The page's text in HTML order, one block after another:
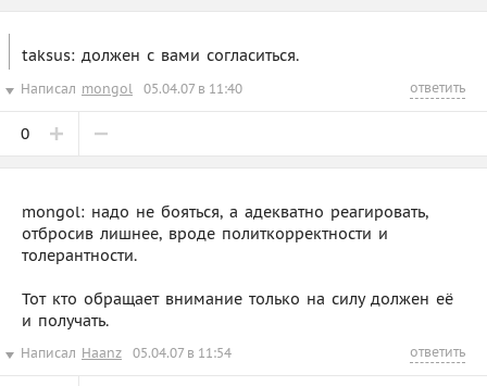
taksus: должен с вами согласиться.
Написал mongol 05.04.07 в 11:40 ответить
0
mongol: надо не бояться, а адекватно реагировать,
отбросив лишнее, вроде политкорректности и
толерантности.
Тот кто обращает внимание только на силу должен её
и получать.
Написал Haanz 05.04.07 в 11:54 ответить